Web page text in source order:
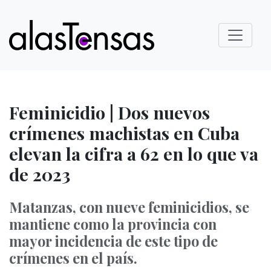
Feminicidio | Dos nuevos
crímenes machistas en Cuba
elevan la cifra a 62 en lo que va
de 2023
Matanzas, con nueve feminicidios, se
mantiene como la provincia con
mayor incidencia de este tipo de
crímenes en el país.